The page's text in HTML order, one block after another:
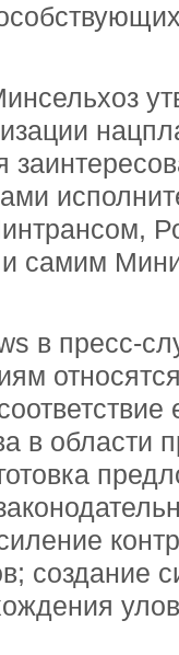
самим
в пресс-
в области
создание